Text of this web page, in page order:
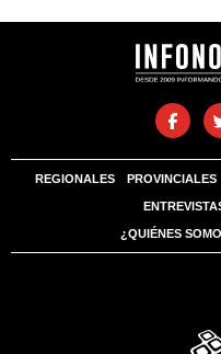
REGIONALES PROVINCIALES
¿QUIÉNES